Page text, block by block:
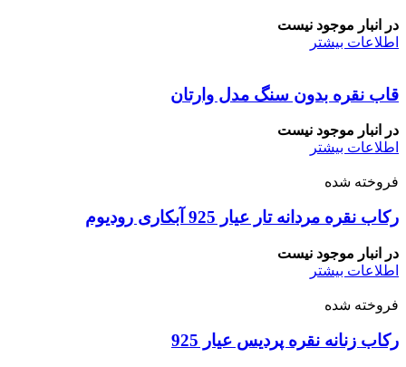
در انبار موجود نیست
اطلاعات بیشتر
قاب نقره بدون سنگ مدل وارتان
در انبار موجود نیست
اطلاعات بیشتر
فروخته شده
رکاب نقره مردانه تار عیار 925 آبکاری رودیوم
در انبار موجود نیست
اطلاعات بیشتر
فروخته شده
رکاب زنانه نقره پردیس عیار 925